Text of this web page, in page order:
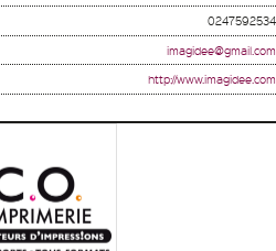
0247592534
imagidee@gmail.com
http://www.imagidee.com